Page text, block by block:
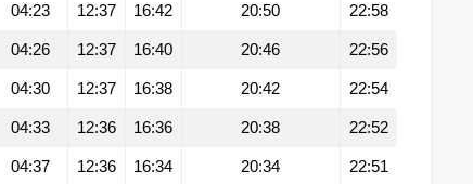
04:23 12:37 16:42 20:50 22:58
04:26 12:37 16:40 20:46 22:56
04:30 12:37 16:38 20:42 22:54
04:33 12:36 16:36 20:38 22:52
04:37 12:36 16:34 20:34 22:51